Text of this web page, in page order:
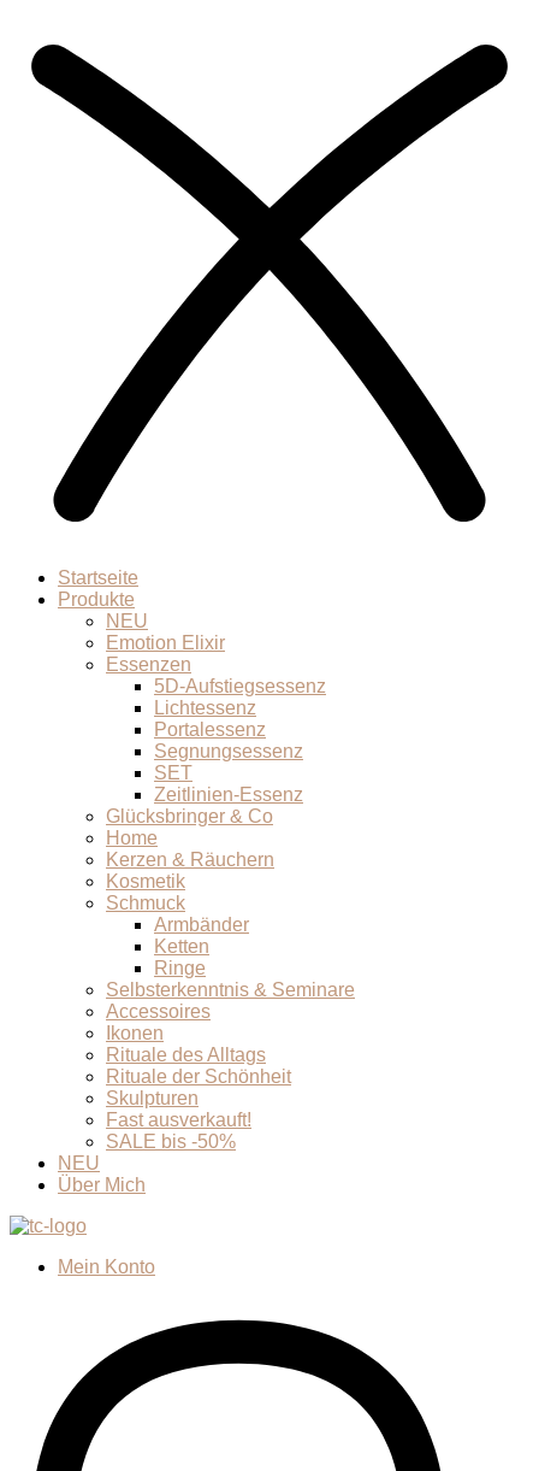
Startseite
Produkte
NEU
Emotion Elixir
Essenzen
5D-Aufstiegsessenz
Lichtessenz
Portalessenz
Segnungsessenz
SET
Zeitlinien-Essenz
Glücksbringer & Co
Home
Kerzen & Räuchern
Kosmetik
Schmuck
Armbänder
Ketten
Ringe
Selbsterkenntnis & Seminare
Accessoires
Ikonen
Rituale des Alltags
Rituale der Schönheit
Skulpturen
Fast ausverkauft!
SALE bis -50%
NEU
Über Mich
Mein Konto